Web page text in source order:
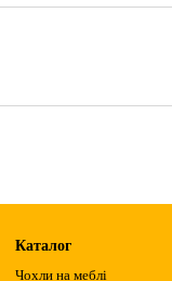
Каталог
Чохли на меблі